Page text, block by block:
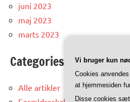
juni 2023
maj 2023
marts 2023
Categories
Alle artikler
Vi bruger kun
Cookies
at hjemmesiden
Disse cookies